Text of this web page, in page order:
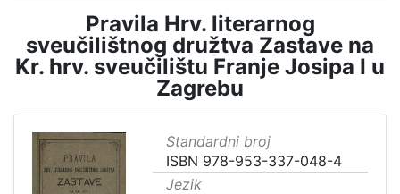
Pravila Hrv. literarnog
sveučilištnog družtva Zastave na
Kr. hrv. sveučilištu Franje Josipa I u
Zagrebu
Standardni broj
ISBN 978-953-337-048-4
Jezik